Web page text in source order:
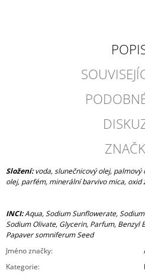
Složení: voda, slunečnicový olej, palmový
olej, parfém, minerální barvivo mica, oxid
INCI:Aqua, Sodium Sunflowerate,
Sodium Olivate, Glycerin, Parfum, Benzyl
Papaver somniferum Seed
Jméno značky:
Kategorie: